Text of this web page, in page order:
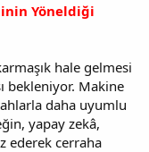
Yöneldiği
hale gelmesi
bekleniyor. Makine
daha uyumlu
yapay zekâ,
ederek cerraha